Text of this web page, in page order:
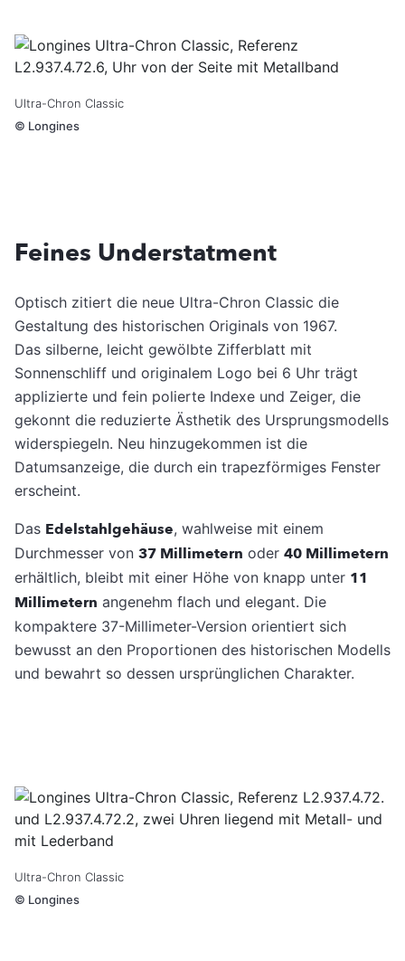
Ultra-Chron Classic
© Longines
Feines Understatment
Optisch zitiert die neue Ultra-Chron Classic die
Gestaltung des historischen Originals von 1967.
Das silberne, leicht gewölbte Zifferblatt mit
Sonnenschliff und originalem Logo bei 6 Uhr trägt
applizierte und fein polierte Indexe und Zeiger, die
gekonnt die reduzierte Ästhetik des Ursprungsmodells
widerspiegeln. Neu hinzugekommen ist die
Datumsanzeige, die durch ein trapezförmiges Fenster
erscheint.
Das Edelstahlgehäuse, wahlweise mit einem
Durchmesser von 37 Millimetern oder 40 Millimetern
erhältlich, bleibt mit einer Höhe von knapp unter 11
Millimetern angenehm flach und elegant. Die
kompaktere 37-Millimeter-Version orientiert sich
bewusst an den Proportionen des historischen Modells
und bewahrt so dessen ursprünglichen Charakter.
Ultra-Chron Classic
© Longines